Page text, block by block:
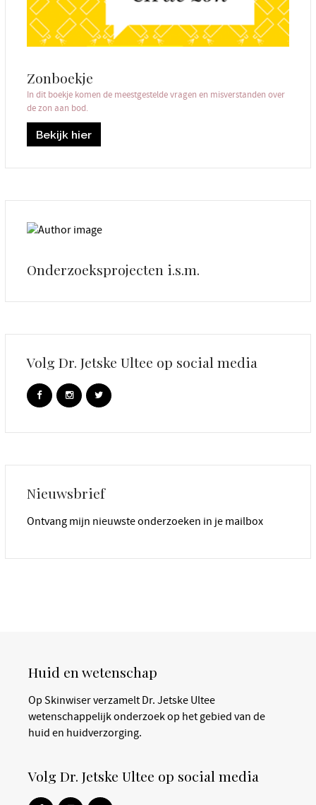
Zonboekje
In dit boekje komen de meestgestelde vragen en misverstanden over
de zon aan bod.
Bekijk hier
Onderzoeksprojecten i.s.m.
Volg Dr. Jetske Ultee op social media
Nieuwsbrief
Ontvang mijn nieuwste onderzoeken in je mailbox
Huid en wetenschap
Op Skinwiser verzamelt Dr. Jetske Ultee
wetenschappelijk onderzoek op het gebied van de
huid en huidverzorging.
Volg Dr. Jetske Ultee op social media